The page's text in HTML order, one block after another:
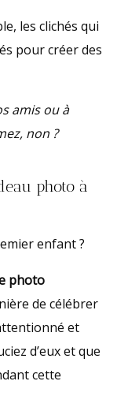
les clichés qui
pour créer des
amis ou à
non ?
photo à
enfant ?
photo
de célébrer
et
d’eux et que
cette